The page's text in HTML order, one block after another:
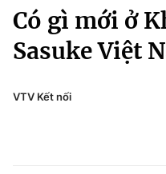
Chuyên mục
Chính trị
Kinh tế
Thể thao
Truyền hình
Y tế
Có gì mới ở
Sasuke Việt
VTV Kết nối